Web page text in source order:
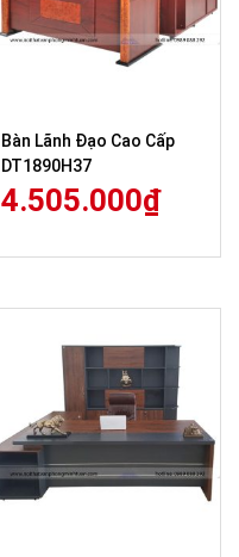
Bàn Lãnh Đạo Cao Cấp
DT1890H37
4.505.000₫